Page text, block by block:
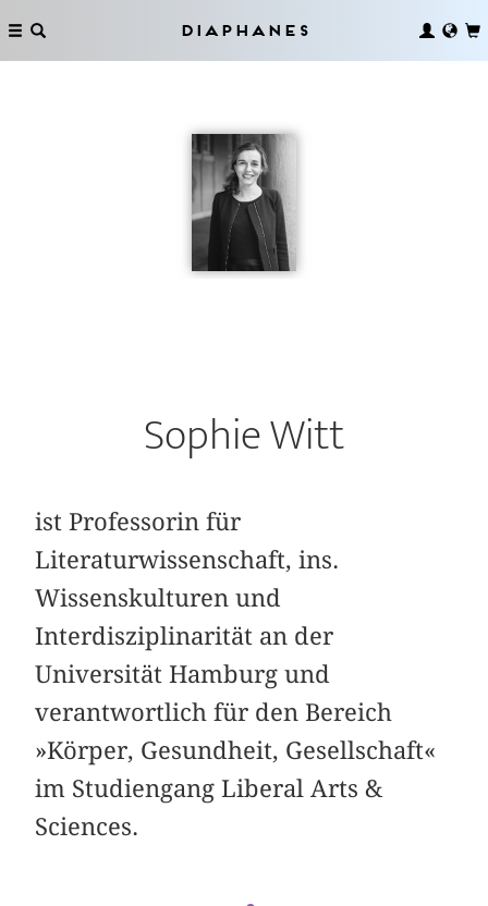
Diaphanes
Sophie Witt
ist Professorin für
Literaturwissenschaft, ins.
Wissenskulturen und
Interdisziplinarität an der
Universität Hamburg und
verantwortlich für den Bereich
»Körper, Gesundheit, Gesellschaft«
im Studiengang Liberal Arts &
Sciences.